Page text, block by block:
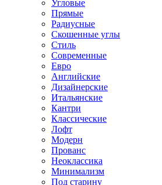
Угловые
Прямые
Радиусные
Скошенные углы
Стиль
Современные
Евро
Английские
Дизайнерские
Итальянские
Кантри
Классические
Лофт
Модерн
Прованс
Неоклассика
Минимализм
Под старину